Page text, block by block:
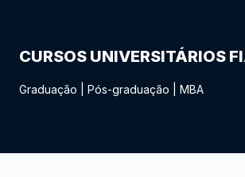
CURSOS UNIVERSITÁRIOS
Graduação Pós-graduação MBA